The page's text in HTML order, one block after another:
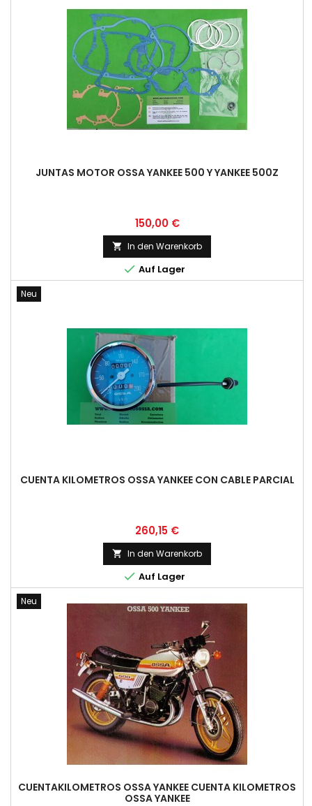
JUNTAS MOTOR OSSA YANKEE 500 Y YANKEE 500Z
Preis
150,00 €
 In den Warenkorb
 Auf Lager
Neu
CUENTA KILOMETROS OSSA YANKEE CON CABLE PARCIAL
Preis
260,15 €
 In den Warenkorb
 Auf Lager
Neu
CUENTAKILOMETROS OSSA YANKEE CUENTA KILOMETROS
OSSA YANKEE